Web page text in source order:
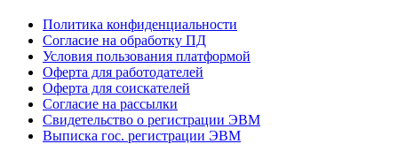
Политика конфиденциальности
Согласие на обработку ПД
Условия пользования платформой
Оферта для работодателей
Оферта для соискателей
Согласие на рассылки
Свидетельство о регистрации ЭВМ
Выписка гос. регистрации ЭВМ